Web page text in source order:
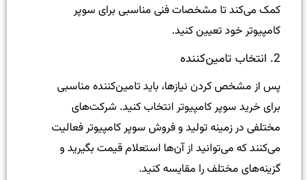
کمک می‌کند تا مشخصات فنی مناسبی برای سوپر
کامپیوتر خود تعیین کنید.
2. انتخاب تامین‌کننده
پس از مشخص کردن نیازها، باید تامین‌کننده مناسبی
برای خرید سوپر کامپیوتر انتخاب کنید. شرکت‌های
مختلفی در زمینه تولید و فروش سوپر کامپیوتر فعالیت
می‌کنند که می‌توانید از آن‌ها استعلام قیمت بگیرید و
گزینه‌های مختلف را مقایسه کنید.